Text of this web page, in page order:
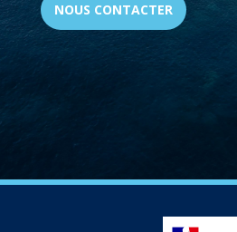
NOUS CONTACTER